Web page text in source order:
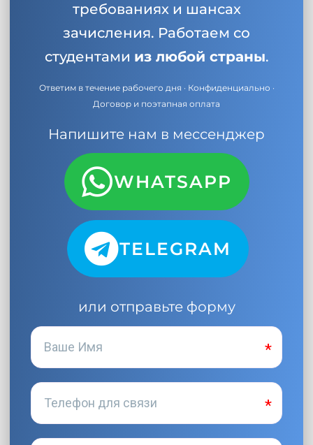
требованиях и шансах
зачисления. Работаем со
студентами из любой страны.
Ответим в течение рабочего дня · Конфиденциально ·
Договор и поэтапная оплата
Напишите нам в мессенджер
WHATSAPP
TELEGRAM
или отправьте форму